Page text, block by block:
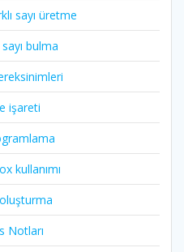
sayı üretme
bulma
işareti
kullanımı
Notları